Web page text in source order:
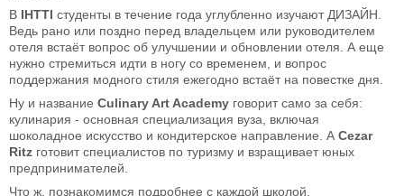
В IHTTI студенты в течение года углубленно изучают ДИЗАЙН.
Ведь рано или поздно перед владельцем или руководителем
отеля встаёт вопрос об улучшении и обновлении отеля. А еще
нужно стремиться идти в ногу со временем, и вопрос
поддержания модного стиля ежегодно встаёт на повестке дня.
Ну и название Culinary Art Academy говорит само за себя:
кулинария - основная специализация вуза, включая
шоколадное искусство и кондитерское направление. А Cezar
Ritz готовит специалистов по туризму и взращивает юных
предпринимателей.
Что ж, познакомимся подробнее с каждой школой.